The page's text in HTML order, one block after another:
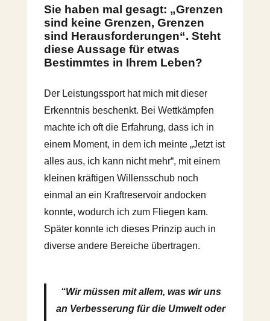
Sie haben mal gesagt: „Grenzen
sind keine Grenzen, Grenzen
sind Herausforderungen“. Steht
diese Aussage für etwas
Bestimmtes in Ihrem Leben?
Der Leistungssport hat mich mit dieser
Erkenntnis beschenkt. Bei Wettkämpfen
machte ich oft die Erfahrung, dass ich in
einem Moment, in dem ich meinte „Jetzt ist
alles aus, ich kann nicht mehr“, mit einem
kleinen kräftigen Willensschub noch
einmal an ein Kraftreservoir andocken
konnte, wodurch ich zum Fliegen kam.
Später konnte ich dieses Prinzip auch in
diverse andere Bereiche übertragen.
“Wir müssen mit allem, was wir uns
an Verbesserung für die Umwelt oder